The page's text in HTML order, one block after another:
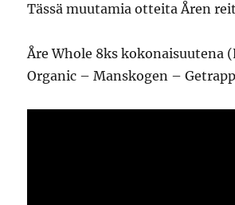
Tässä muutamia otteita Åren
Åre Whole 8ks kokonaisuutena
Organic – Manskogen –